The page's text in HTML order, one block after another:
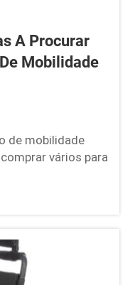
A Procurar
Mobilidade
de mobilidade
vários para
aos quais
com que
não quer um
O peso do